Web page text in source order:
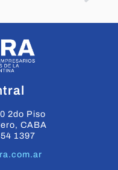
2do Piso
CABA
1397